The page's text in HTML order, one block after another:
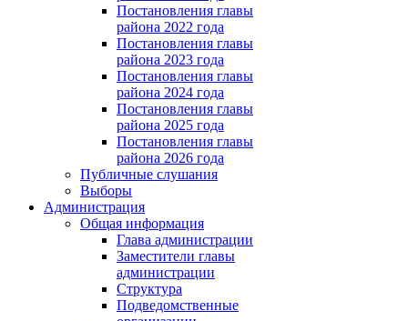
Постановления главы
района 2022 года
Постановления главы
района 2023 года
Постановления главы
района 2024 года
Постановления главы
района 2025 года
Постановления главы
района 2026 года
Публичные слушания
Выборы
Администрация
Общая информация
Глава администрации
Заместители главы
администрации
Структура
Подведомственные